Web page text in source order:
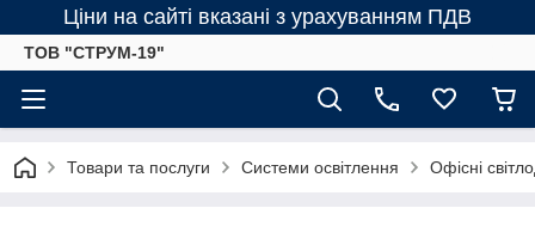
Ціни на сайті вказані з урахуванням ПДВ
ТОВ "СТРУМ-19"
Товари та послуги Системи освітлення Офісні